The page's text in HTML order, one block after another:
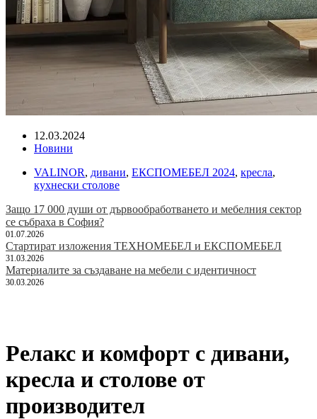
12.03.2024
Новини
VALINOR, дивани, ЕКСПОМЕБЕЛ 2024, кресла,
кухнески столове
Защо 17 000 души от дървообработването и мебелния сектор
се събраха в София?
01.07.2026
Стартират изложения ТЕХНОМЕБЕЛ и ЕКСПОМЕБЕЛ
31.03.2026
Материалите за създаване на мебели с идентичност
30.03.2026
Релакс и комфорт с дивани,
кресла и столове от
производител